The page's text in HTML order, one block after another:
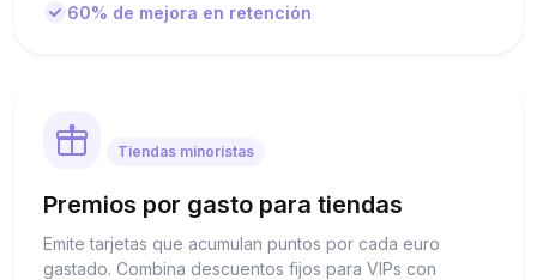
60% de mejora en retención
Tiendas minoristas
Premios por gasto para tiendas
Emite tarjetas que acumulan puntos por cada euro
gastado. Combina descuentos fijos para VIPs con